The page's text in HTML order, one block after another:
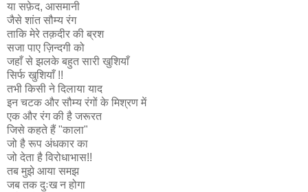
या सफ़ेद, आसमानी
जैसे शांत सौम्य रंग
ताकि मेरे तक़दीर की ब्रश
सजा पाए ज़िन्दगी को
जहाँ से झलके बहुत सारी खुशियाँ
सिर्फ खुशियाँ !!
तभी किसी ने दिलाया याद
इन चटक और सौम्य रंगों के मिश्रण में
एक और रंग की है जरूरत
जिसे कहते हैं "काला"
जो है रूप अंधकार का
जो देता है विरोधाभास!!
तब मुझे आया समझ
जब तक दुःख न होगा